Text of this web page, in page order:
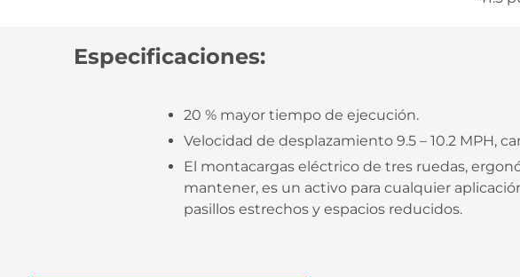
Especificaciones:
20 % mayor tiempo de ejecución.
Velocidad de desplazamiento 9.5 – 10.2 MPH,
El montacargas eléctrico de tres ruedas,
mantener, es un activo para cualquier
pasillos estrechos y espacios reducidos.